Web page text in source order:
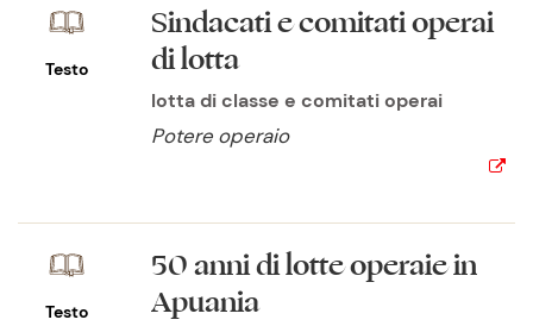
Testo
Sindacati e comitati operai
di lotta
lotta di classe e comitati operai
Potere operaio
Testo
50 anni di lotte operaie in
Apuania